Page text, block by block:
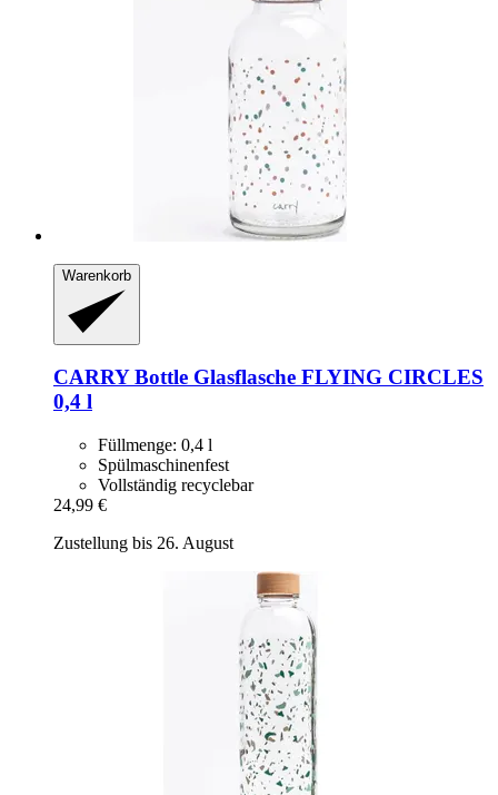
Warenkorb
CARRY Bottle Glasflasche FLYING CIRCLES
0,4 l
Füllmenge: 0,4 l
Spülmaschinenfest
Vollständig recyclebar
24,99 €
Zustellung bis 26. August